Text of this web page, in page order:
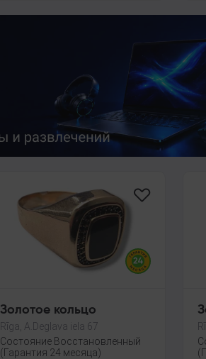
Золотое кольцо
Rīga, A.Deglava iela 67
Состояние Восстановленный
(Гарантия 24 месяца)